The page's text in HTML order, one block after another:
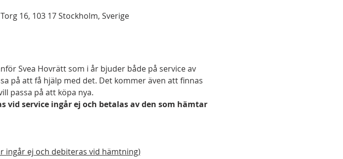
16, 103 17 Stockholm, Sverige
Svea Hovrätt som i år bjuder både på service av
på att få hjälp med det. Det kommer även att finnas
passa på att köpa nya.
vid service ingår ej och betalas av den som hämtar
ingår ej och debiteras vid hämtning)